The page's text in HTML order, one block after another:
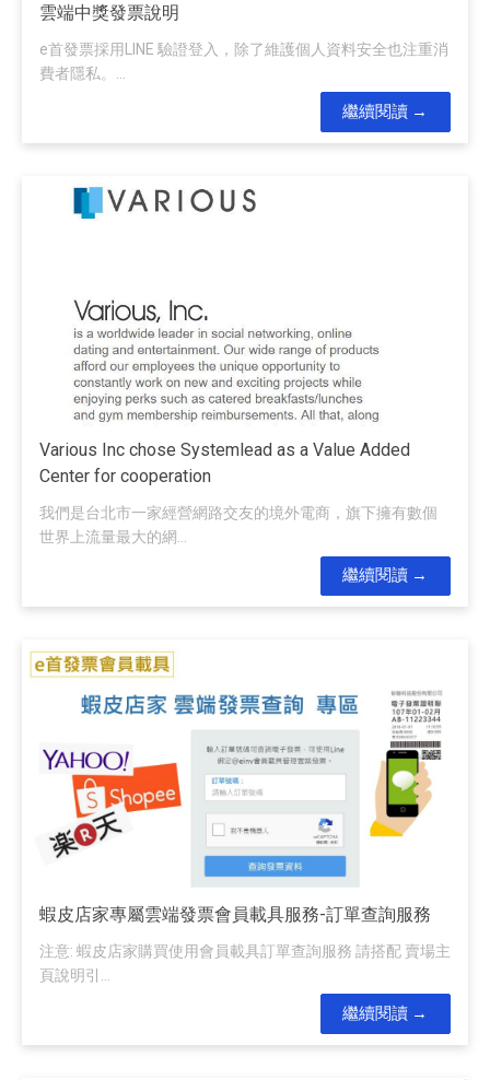
雲端中獎發票說明
e首發票採用LINE 驗證登入，除了維護個人資料安全也注重消
費者隱私。...
繼續閱讀
Various Inc chose Systemlead as a Value Added
Center for cooperation
我們是台北市一家經營網路交友的境外電商，旗下擁有數個
世界上流量最大的網...
繼續閱讀
蝦皮店家專屬雲端發票會員載具服務-訂單查詢服務
注意: 蝦皮店家購買使用會員載具訂單查詢服務 請搭配 賣場主
頁說明引...
繼續閱讀